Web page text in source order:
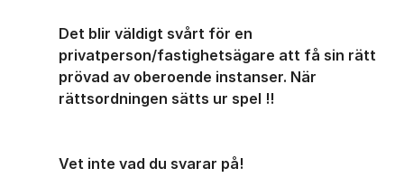
Det blir väldigt svårt för en
privatperson/fastighetsägare att få sin rätt
prövad av oberoende instanser. När
rättsordningen sätts ur spel !!
Vet inte vad du svarar på!